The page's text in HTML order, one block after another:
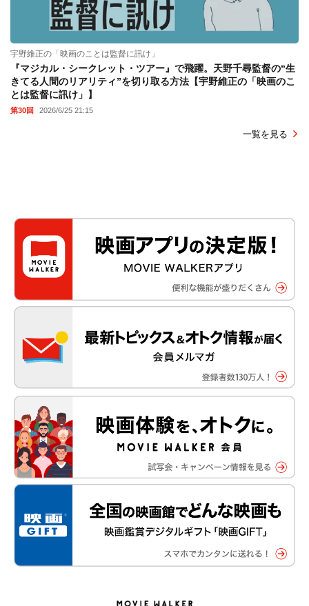
宇野維正の「映画のことは監督に訊け」
『マジカル・シークレット・ツアー』で飛躍。天野千尋監督の“生
きてる人間のリアリティ”を切り取る方法【宇野維正の「映画のこ
とは監督に訊け」】
第30回 2026/6/25 21:15
一覧を見る